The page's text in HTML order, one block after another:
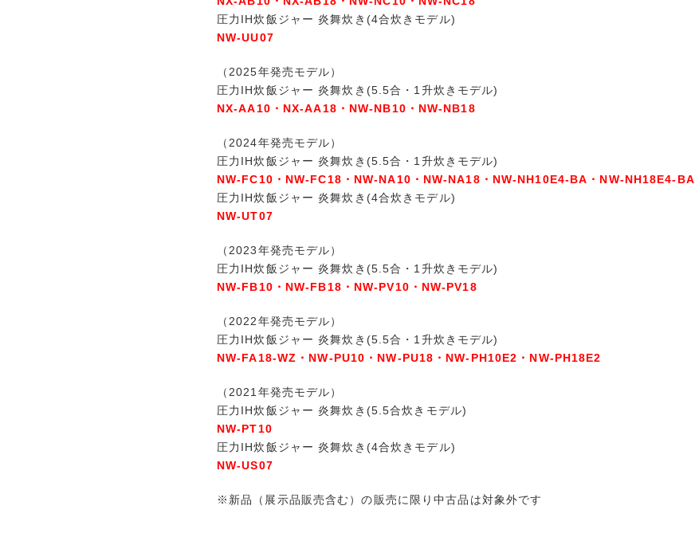
圧力IH炊飯ジャー 炎舞炊き(4合炊きモデル)
NW-UU07
（2025年発売モデル）
圧力IH炊飯ジャー 炎舞炊き(5.5合・1升炊きモデル)
NX-AA10・NX-AA18・NW-NB10・NW-NB18
（2024年発売モデル）
圧力IH炊飯ジャー 炎舞炊き(5.5合・1升炊きモデル)
NW-FC10・NW-FC18・NW-NA10・NW-NA18・NW-NH10E4-BA・NW-NH18E4-BA
圧力IH炊飯ジャー 炎舞炊き(4合炊きモデル)
NW-UT07
（2023年発売モデル）
圧力IH炊飯ジャー 炎舞炊き(5.5合・1升炊きモデル)
NW-FB10・NW-FB18・NW-PV10・NW-PV18
（2022年発売モデル）
圧力IH炊飯ジャー 炎舞炊き(5.5合・1升炊きモデル)
NW-FA18-WZ・NW-PU10・NW-PU18・NW-PH10E2・NW-PH18E2
（2021年発売モデル）
圧力IH炊飯ジャー 炎舞炊き(5.5合炊きモデル)
NW-PT10
圧力IH炊飯ジャー 炎舞炊き(4合炊きモデル)
NW-US07
※新品（展示品販売含む）の販売に限り中古品は対象外です